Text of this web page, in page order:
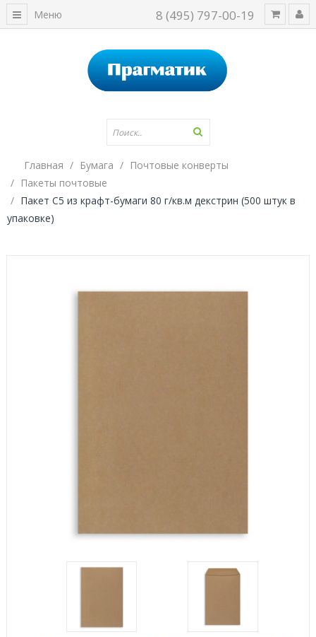
8 (495) 797-00-19
Меню
Главная Бумага
Почтовые конверты
Пакеты почтовые
Пакет С5 из крафт-бумаги 80 г/кв.м декстрин (500 штук в
упаковке)